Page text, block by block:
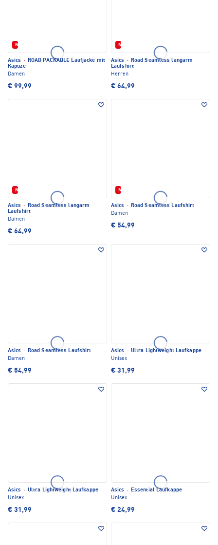
Neu
Asics · ROAD PACKABLE Laufjacke mit
Kapuze
Damen
€ 99,99
Neu
Asics · Road Seamless langarm
Laufshirt
Herren
€ 64,99
Neu
Asics · Road Seamless langarm
Laufshirt
Damen
€ 64,99
Neu
Asics · Road Seamless Laufshirt
Damen
€ 54,99
Asics · Road Seamless Laufshirt
Damen
€ 54,99
Asics · Ultra Lightweight Laufkappe
Unisex
€ 31,99
Asics · Ultra Lightweight Laufkappe
Unisex
€ 31,99
Asics · Essential Laufkappe
Unisex
€ 24,99